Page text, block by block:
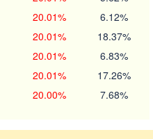
20.01% 6.12%
20.01% 18.37%
20.01% 6.83%
20.01% 17.26%
20.00% 7.68%